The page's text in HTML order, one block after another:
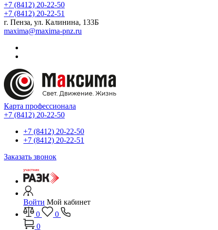
+7 (8412) 20-22-50
+7 (8412) 20-22-51
г. Пенза, ул. Калинина, 133Б
maxima@maxima-pnz.ru
Карта профессионала
+7 (8412) 20-22-50
+7 (8412) 20-22-50
+7 (8412) 20-22-51
Заказать звонок
Войти Мой кабинет
0
0
0